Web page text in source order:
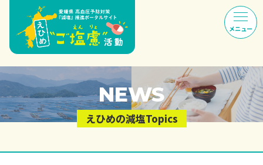
NEWS
えひめの減塩Topics